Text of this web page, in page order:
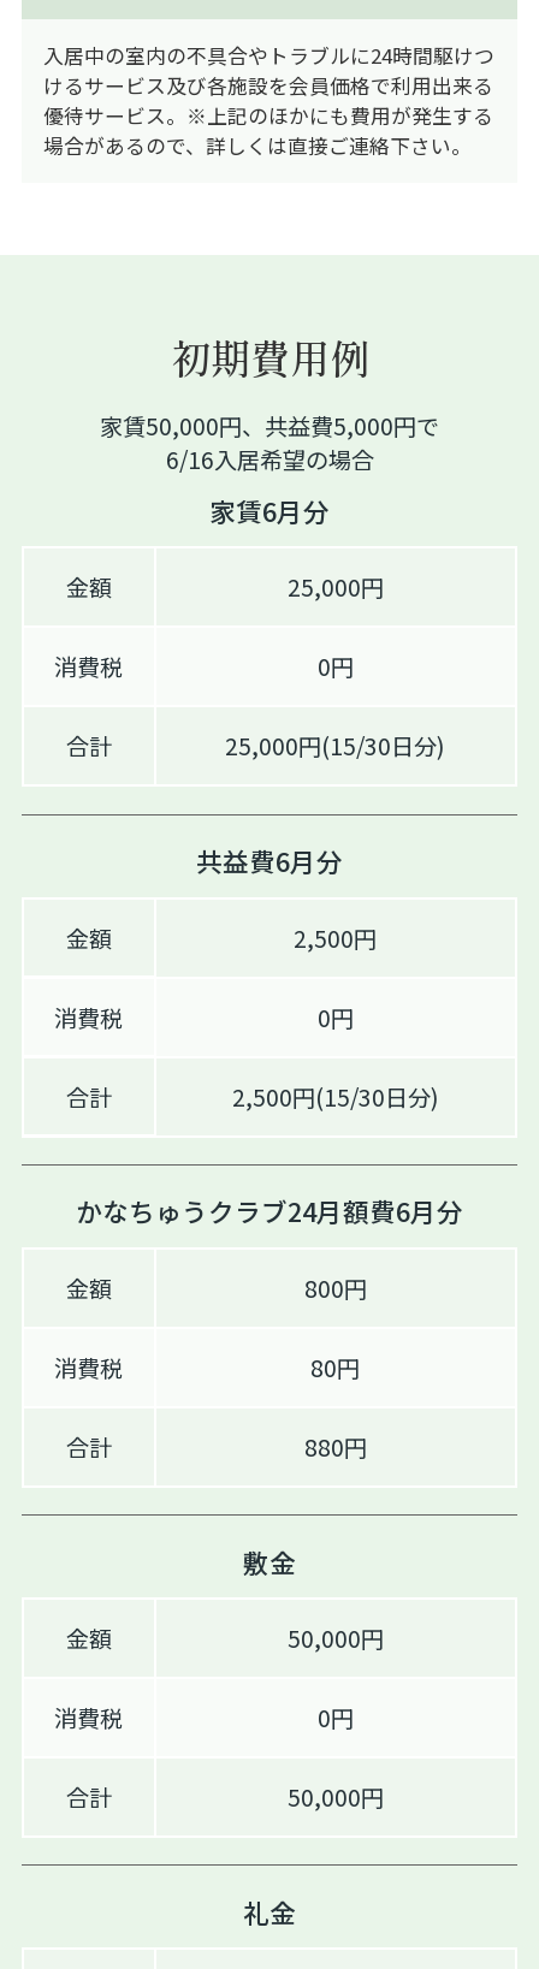
入居中の室内の不具合やトラブルに24時間駆けつ
けるサービス及び各施設を会員価格で利用出来る
優待サービス。※上記のほかにも費用が発生する
場合があるので、詳しくは直接ご連絡下さい。
初期費用例
家賃50,000円、共益費5,000円で
6/16入居希望の場合
家賃6月分
金額 25,000円
消費税 0円
合計 25,000円(15/30日分)
共益費6月分
金額 2,500円
消費税 0円
合計 2,500円(15/30日分)
かなちゅうクラブ24月額費6月分
金額 800円
消費税 80円
合計 880円
敷金
金額 50,000円
消費税 0円
合計 50,000円
礼金